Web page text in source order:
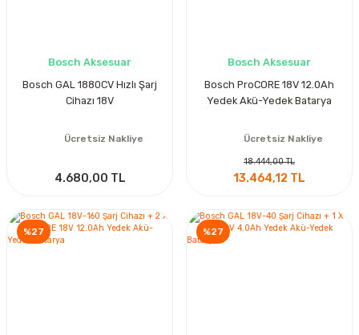
Bosch Aksesuar
Bosch GAL 1880CV Hızlı Şarj
Cihazı 18V
Ücretsiz Nakliye
4.680,00 TL
Bosch Aksesuar
Bosch ProCORE 18V 12.0Ah
Yedek Akü-Yedek Batarya
Ücretsiz Nakliye
18.444,00 TL
13.464,12 TL
%27 %27